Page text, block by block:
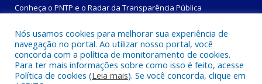
Conheça o PNTP e o Radar da Transparência Pública
Todos os direitos reservados a Prefeitura Municipal de
Magalhães Barata.
Nós usamos cookies para melhorar sua experiência de
navegação no portal. Ao utilizar nosso portal, você
concorda com a política de monitoramento de cookies.
Para ter mais informações sobre como isso é feito, acesse
Política de cookies (Leia mais). Se você concorda, clique em